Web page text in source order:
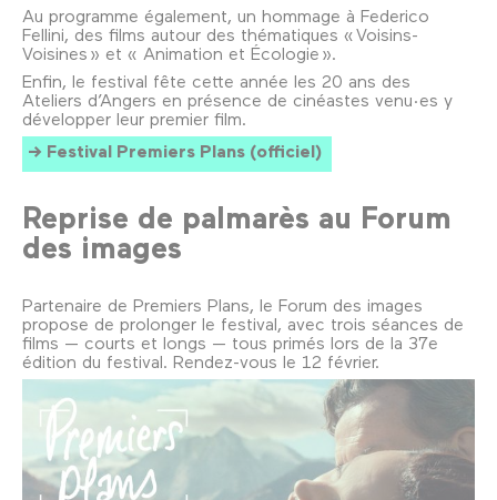
Au programme également, un hommage à Federico
Fellini, des films autour des thématiques « Voisins-
Voisines » et « Animation et Écologie ».
Enfin, le festival fête cette année les 20 ans des
Ateliers d’Angers en présence de cinéastes venu·es y
développer leur premier film.
Festival Premiers Plans (officiel)
Reprise de palmarès au Forum
des images
Partenaire de Premiers Plans, le Forum des images
propose de prolonger le festival, avec trois séances de
films — courts et longs — tous primés lors de la 37e
édition du festival. Rendez-vous le 12 février.